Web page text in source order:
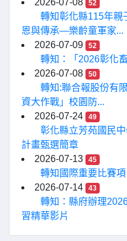
2026-07-08
52
轉知彰化縣115年親
恩與傳承—樂齡童軍家...
2026-07-09
52
轉知：「2026彰化
2026-07-08
50
轉知:聯合報股份有
資大作戰」校園防...
2026-07-24
49
彰化縣立芳苑國民
計畫甄選簡章
2026-07-13
45
轉知國際重要比賽項
2026-07-14
43
轉知：縣府辦理
習精華影片